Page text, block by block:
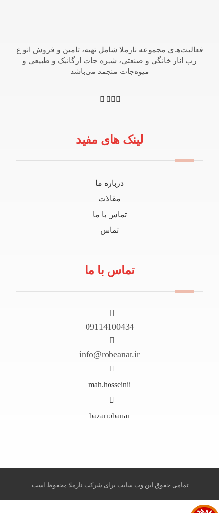
فعالیت‌های مجموعه نارملا شامل تهیه، تامین و فروش انواع
رب انار خانگی و صنعتی، شیره جات ارگانیک و طبیعی و
میوه‌جات منجمد می‌باشد
لینک های مفید
درباره ما
مقالات
تماس با ما
تماس
تماس با ما
09114100434
info@robeanar.ir
mah.hosseinii
bazarrobanar
تمامی حقوق این وب سایت برای شرکت نارملا محفوظ است.